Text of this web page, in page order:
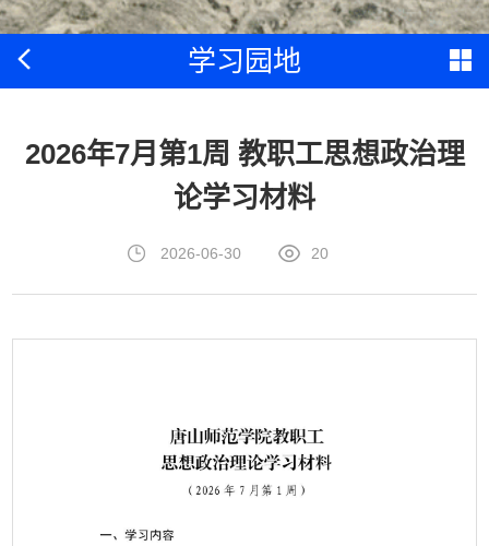
学习园地
2026年7月第1周 教职工思想政治理
论学习材料
2026-06-30 20